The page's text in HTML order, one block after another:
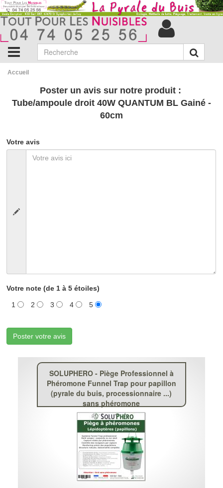
Accueil
Poster un avis sur notre produit :
Tube/ampoule droit 40W QUANTUM BL Gainé -
60cm
Votre avis
Votre note (de 1 à 5 étoiles)
1 2 3 4 5
Poster votre avis
SOLUPHERO - Piège Professionnel à
Phéromone Funnel Trap pour papillon
(pyrale du buis, processionnaire ...)
sans phéromone